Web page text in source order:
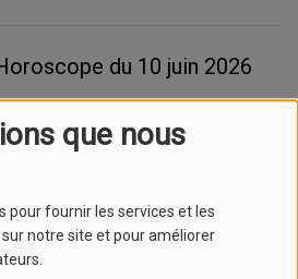
que nous
pour fournir les services et les
notre site et pour améliorer
du 10 juin 2026
du 10 juin 2026 : Un
ensoleillé sur le